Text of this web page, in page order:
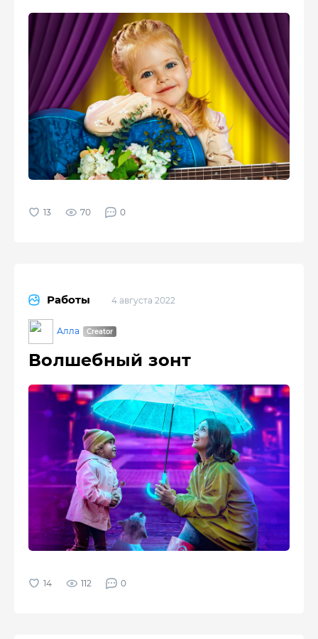
70 0
Работы 4 августа 2022
Алла
Волшебный зонт
112 0